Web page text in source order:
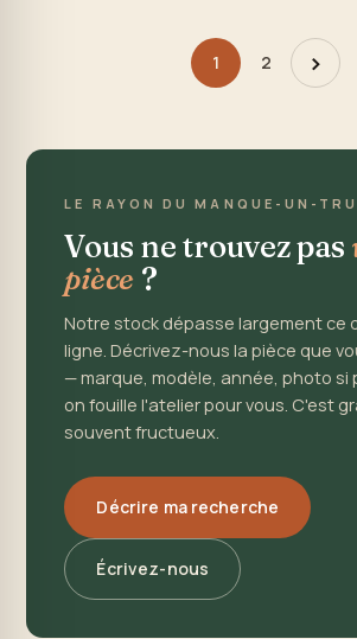
1 2 ›
LE RAYON DU MANQUE-UN-
Vous ne trouvez pas
pièce ?
Notre stock dépasse largement ce
ligne. Décrivez-nous la pièce que
— marque, modèle, année, photo si
on fouille l'atelier pour vous. C'est
souvent fructueux.
Décrire ma recherche
Écrivez-nous